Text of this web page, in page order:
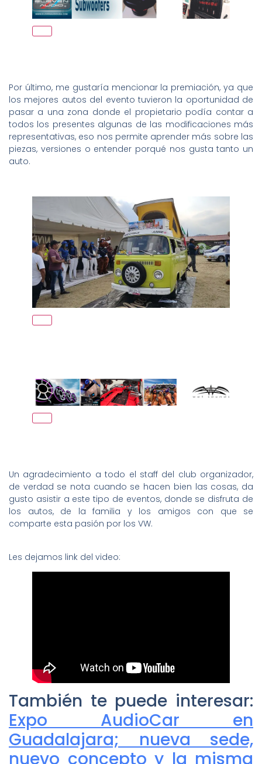
Por último, me gustaría mencionar la premiación, ya que
los mejores autos del evento tuvieron la oportunidad de
pasar a una zona donde el propietario podía contar a
todos los presentes algunas de las modificaciones más
representativas, eso nos permite aprender más sobre las
piezas, versiones o entender porqué nos gusta tanto un
auto.
Un agradecimiento a todo el staff del club organizador,
de verdad se nota cuando se hacen bien las cosas, da
gusto asistir a este tipo de eventos, donde se disfruta de
los autos, de la familia y los amigos con que se
comparte esta pasión por los VW.
Les dejamos link del video:
También te puede interesar:
Expo AudioCar en
Guadalajara; nueva sede,
nuevo concepto y la misma